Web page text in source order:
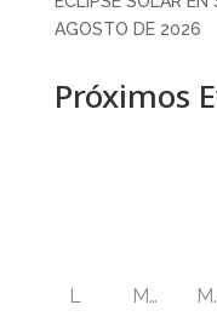
AGOSTO DE 2026
Próximos
L M